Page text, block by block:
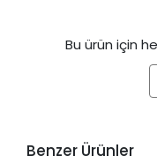
Bu ürün için
Benzer Ürünler